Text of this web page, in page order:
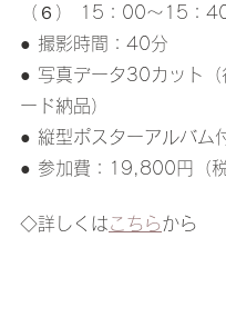
（６） 15：00～15：
● 撮影時間：40分
● 写真データ30カット（
ード納品）
● 縦型ポスターアルバム
● 参加費：19,800円（税
◇詳しくはこちらから